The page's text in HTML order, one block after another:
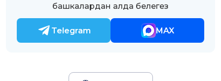
башкалардан алда белегез
Telegram MAX